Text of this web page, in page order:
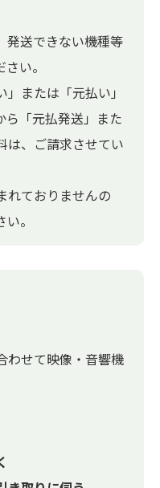
送できない機種等
い。
または「元払い」
ら「元払発送」また
は、ご請求させてい
れておりませんの
。
わせて映像・音響機